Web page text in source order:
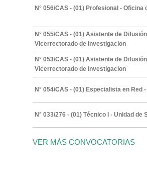
N° 056/CAS - (01) Profesional - Oficina
N° 055/CAS - (01) Asistente de
Vicerrectorado de Investigacion
N° 053/CAS - (01) Asistente de
Vicerrectorado de Investigacion
N° 054/CAS - (01) Especialista en
N° 033/276 - (01) Técnico I - Unidad de
VER MÁS CONVOCATORIAS